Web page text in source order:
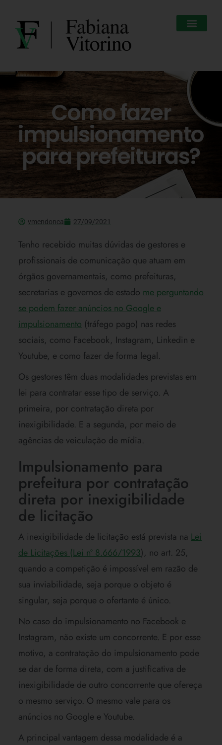
Como fazer
impulsionamento
para prefeituras?
vmendonca 27/09/2021
Tenho recebido muitas dúvidas de gestores e
profissionais de comunicação que atuam em
órgãos governamentais, como prefeituras,
secretarias e governos de estado me perguntando
se podem fazer anúncios no Google e
impulsionamento (tráfego pago) nas redes
sociais, como Facebook, Instagram, Linkedin e
Youtube, e como fazer de forma legal.
Os gestores têm duas modalidades previstas em
lei para contratar esse tipo de serviço. A
primeira, por contratação direta por
inexigibilidade. E a segunda, por meio de
agências de veiculação de mídia.
Impulsionamento para
prefeitura por contratação
direta por inexigibilidade
de licitação
A inexigibilidade de licitação está prevista na Lei
de Licitações (Lei nº 8.666/1993), no art. 25,
quando a competição é impossível em razão de
sua inviabilidade, seja porque o objeto é
singular, seja porque o ofertante é único.
No caso do impulsionamento no Facebook e
Instagram, não existe um concorrente. E por esse
motivo, a contratação do impulsionamento pode
se dar de forma direta, com a justificativa de
inexigibilidade de outro concorrente que ofereça
o mesmo serviço. O mesmo vale para os
anúncios no Google e Youtube.
A principal vantagem dessa modalidade é a